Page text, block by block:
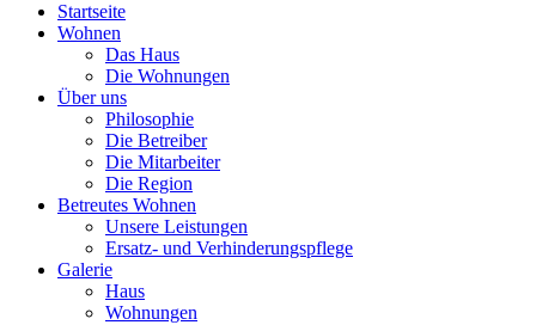
Startseite
Wohnen
Das Haus
Die Wohnungen
Über uns
Philosophie
Die Betreiber
Die Mitarbeiter
Die Region
Betreutes Wohnen
Unsere Leistungen
Ersatz- und Verhinderungspflege
Galerie
Haus
Wohnungen